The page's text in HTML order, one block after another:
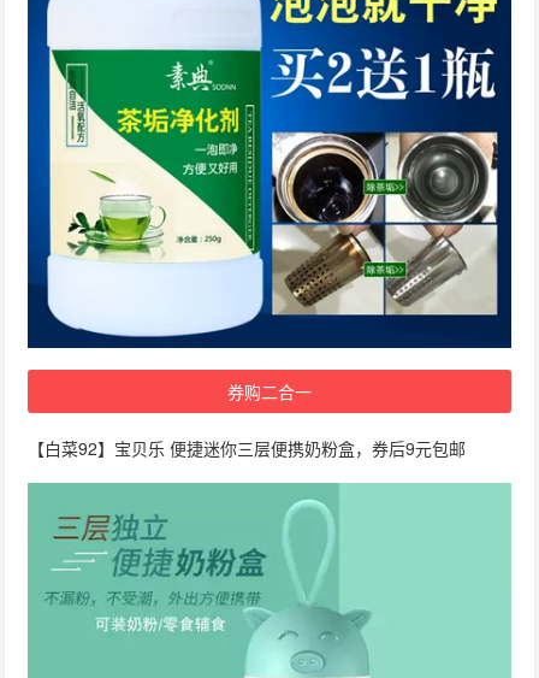
券购二合一
【白菜92】宝贝乐 便捷迷你三层便携奶粉盒，券后9元包邮